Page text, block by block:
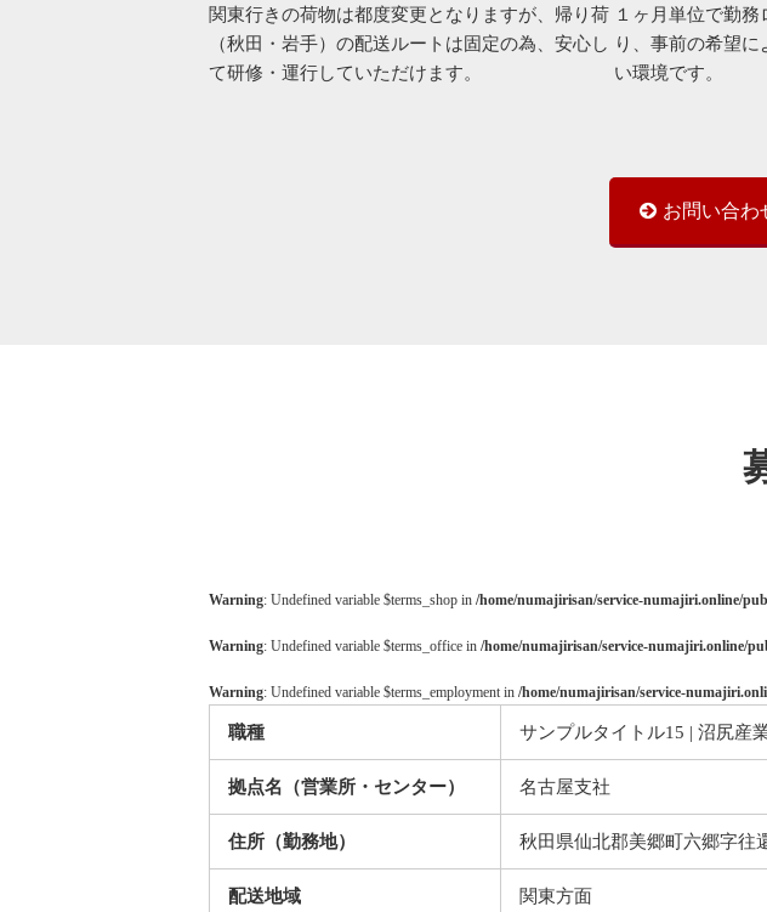
関東行きの荷物は都度変更となりますが、帰り荷
（秋田・岩手）の配送ルートは固定の為、安心し
て研修・運行していただけます。
１ヶ月単位で勤
り、事前の希望
い環境です。
お問い合わ
Warning: Undefined variable $terms_shop in /home/numajirisan/service-numajiri.online/
Warning: Undefined variable $terms_office in /home/numajirisan/service-numajiri.online/
Warning: Undefined variable $terms_employment in /home/numajirisan/service-
職種 サンプルタイトル15 | 沼尻産
拠点名（営業所・センター） 名古屋支社
住所（勤務地） 秋田県仙北郡美郷町六郷字往
配送地域 関東方面